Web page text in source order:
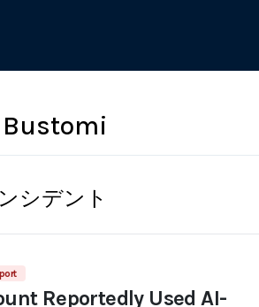
シデント
Reportedly Used AI-